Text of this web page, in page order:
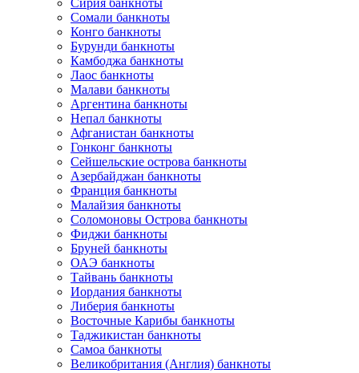
Сирия банкноты
Сомали банкноты
Конго банкноты
Бурунди банкноты
Камбоджа банкноты
Лаос банкноты
Малави банкноты
Аргентина банкноты
Непал банкноты
Афганистан банкноты
Гонконг банкноты
Сейшельские острова банкноты
Азербайджан банкноты
Франция банкноты
Малайзия банкноты
Соломоновы Острова банкноты
Фиджи банкноты
Бруней банкноты
ОАЭ банкноты
Тайвань банкноты
Иордания банкноты
Либерия банкноты
Восточные Карибы банкноты
Таджикистан банкноты
Самоа банкноты
Великобритания (Англия) банкноты